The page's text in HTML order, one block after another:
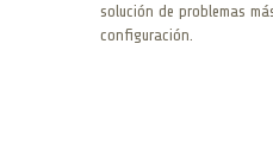
solución de problemas
configuración.